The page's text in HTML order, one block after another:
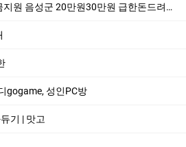
성군 20만원30만원 급한돈드려요 YLK
gogame, 성인PC방
기 | 맛고